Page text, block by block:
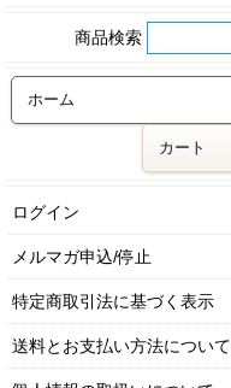
商品検索
ホーム
カート
ログイン
メルマガ申込/停止
特定商取引法に基づく表示
送料とお支払い方法について